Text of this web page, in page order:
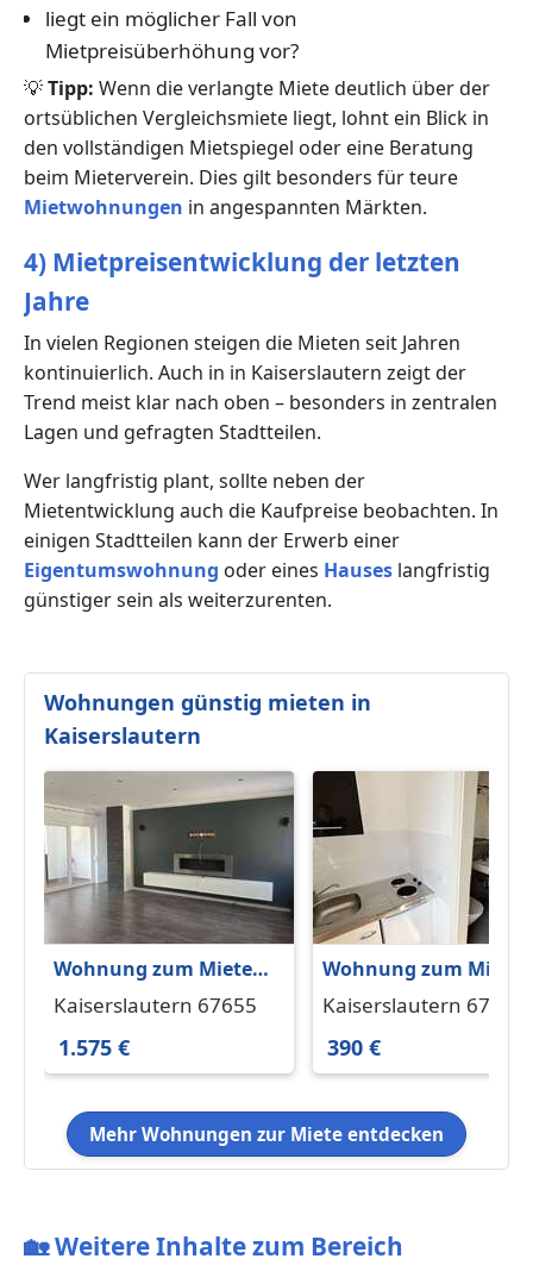
liegt ein möglicher Fall von
Mietpreisüberhöhung vor?
💡Tipp: Wenn die verlangte Miete deutlich über der
ortsüblichen Vergleichsmiete liegt, lohnt ein Blick in
den vollständigen Mietspiegel oder eine Beratung
beim Mieterverein. Dies gilt besonders für teure
Mietwohnungen in angespannten Märkten.
4) Mietpreisentwicklung der letzten
Jahre
In vielen Regionen steigen die Mieten seit Jahren
kontinuierlich. Auch in in Kaiserslautern zeigt der
Trend meist klar nach oben – besonders in zentralen
Lagen und gefragten Stadtteilen.
Wer langfristig plant, sollte neben der
Mietentwicklung auch die Kaufpreise beobachten. In
einigen Stadtteilen kann der Erwerb einer
Eigentumswohnung oder eines Hauses langfristig
günstiger sein als weiterzurenten.
Wohnungen günstig mieten in
Kaiserslautern
Wohnung zum Mieten
in Kaiserslautern 1.575
Kaiserslautern 67655
1.575 €
Wohnung zum Mieten
in Kaiserslautern 390
Kaiserslautern 67655
390 €
Mehr Wohnungen zur Miete entdecken
🏡Weitere Inhalte zum Bereich